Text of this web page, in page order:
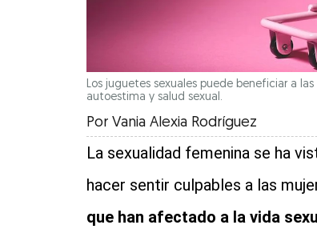
Los juguetes sexuales puede beneficiar a
autoestima y salud sexual.
Por Vania Alexia Rodríguez
La sexualidad femenina se ha
hacer sentir culpables a las
que han afectado a la vida